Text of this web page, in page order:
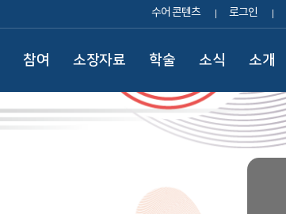
수어 콘텐츠 로그인
참여 소장자료 학술 소식 소개